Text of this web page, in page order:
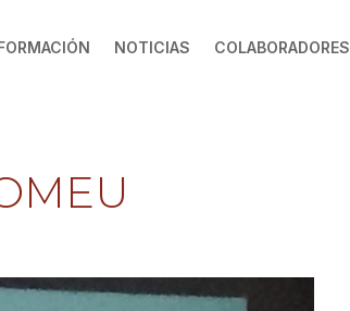
NOTICIAS COLABORADORES